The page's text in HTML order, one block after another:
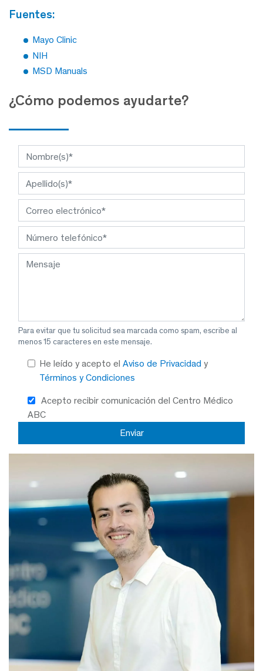
fuentes:
Mayo Clinic
NIH
MSD Manuals
¿Cómo podemos ayudarte?
Para evitar que tu solicitud sea marcada como spam, escribe al
menos 15 caracteres en este mensaje.
He leído y acepto el Aviso de Privacidad y
Términos y Condiciones
Acepto recibir comunicación del Centro Médico
ABC